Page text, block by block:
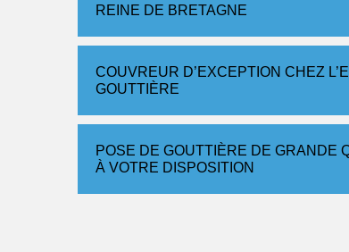
REINE DE BRETAGNE
COUVREUR D’EXCEPTION CHEZ
GOUTTIÈRE
POSE DE GOUTTIÈRE DE GRANDE
À VOTRE DISPOSITION